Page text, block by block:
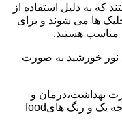
که به دلیل استفاده از
ها می شوند و برای
مناسب هستند.
نور خورشید به صورت
بهداشت،درمان و
آموزش پزشکی هستند و از مواد اولیه درجه یک و رنگ هایfood